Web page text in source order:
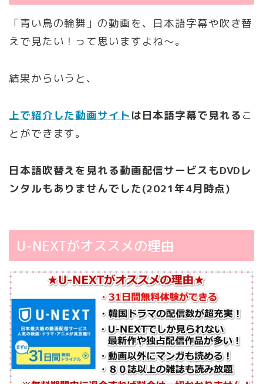
「青い鳥の輪舞」の動画を、日本語字幕や吹き替
えで見たい！って思いますよね～。
結果からいうと、
上で紹介した動画サイトは日本語字幕で見れる こ
とができます。
日本語吹替えを見れる動画配信サービスもDVDレ
ンタルもありませんでした(2021年4月時点)
U-NEXTがオススメの理由